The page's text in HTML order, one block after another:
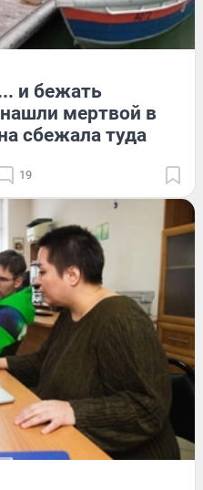
и бежать
мертвой в
сбежала туда
19